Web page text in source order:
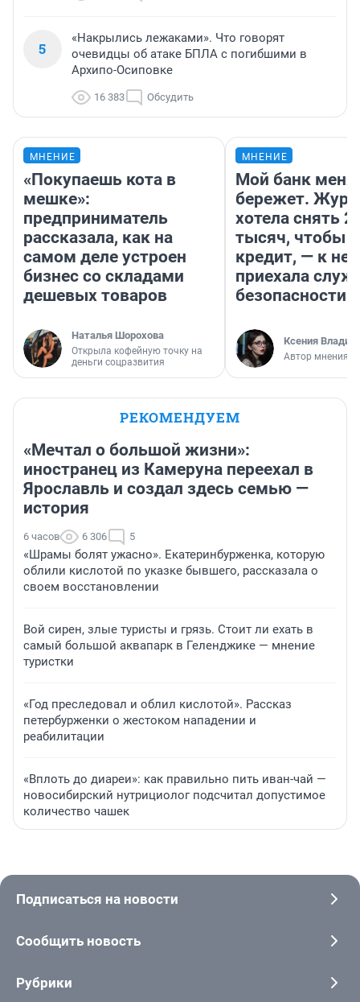
5
«Накрылись лежаками». Что говорят
очевидцы об атаке БПЛА с погибшими в
Архипо-Осиповке
16 383 Обсудить
МНЕНИЕ
«Покупаешь кота в
мешке»:
предприниматель
рассказала, как на
самом деле устроен
бизнес со складами
дешевых товаров
Наталья Шорохова
Открыла кофейную точку на
деньги соцразвития
МНЕНИЕ
Мой банк меня
бережет.
хотела снять
тысяч, чтобы
кредит, — к
приехала
безопасности
Ксения
Автор мнения
РЕКОМЕНДУЕМ
«Мечтал о большой жизни»:
иностранец из Камеруна переехал в
Ярославль и создал здесь семью —
история
6 часов 6 306 5
«Шрамы болят ужасно». Екатеринбурженка, которую
облили кислотой по указке бывшего, рассказала о
своем восстановлении
Вой сирен, злые туристы и грязь. Стоит ли ехать в
самый большой аквапарк в Геленджике — мнение
туристки
«Год преследовал и облил кислотой». Рассказ
петербурженки о жестоком нападении и
реабилитации
«Вплоть до диареи»: как правильно пить иван-чай —
новосибирский нутрициолог подсчитал допустимое
количество чашек
Подписаться на новости
Сообщить новость
Рубрики